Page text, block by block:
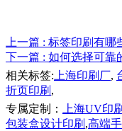
上一篇 : 标签印刷有哪些
下一篇 : 如何选择可靠的
相关标签: 上海印刷厂,
折页印刷 ,
专属定制：
上海UV印刷
包装盒设计印刷 ,高端